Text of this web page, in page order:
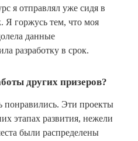
я отправлял уже сидя в
Я горжусь тем, что моя
данные
разработку в срок.
других призеров?
Эти проекты
этапах развития, нежели
были распределены